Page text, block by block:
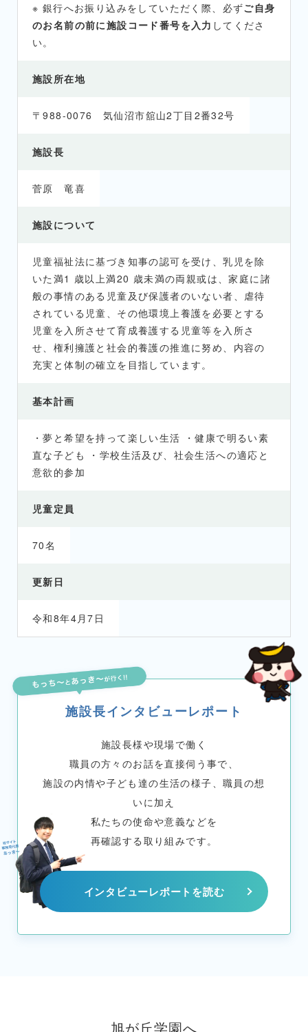
※ 銀行へお振り込みをしていただく際、必ずご自身
のお名前の前に施設コード番号を入力 してくださ
い。
施設所在地
〒988-0076 気仙沼市舘山2丁目2番32号
施設長
菅原 竜喜
施設について
児童福祉法に基づき知事の認可を受け、乳児を除
いた満1 歳以上満20 歳未満の両親或は、家庭に諸
般の事情のある児童及び保護者のいない者、虐待
されている児童、その他環境上養護を必要とする
児童を入所させて育成養護する児童等を入所さ
せ、権利擁護と社会的養護の推進に努め、内容の
充実と体制の確立を目指しています。
基本計画
・夢と希望を持って楽しい生活 ・健康で明るい素
直な子ども ・学校生活及び、社会生活への適応と
意欲的参加
児童定員
70名
更新日
令和8年4月7日
施設長インタビューレポート
施設長様や現場で働く
職員の方々のお話を直接伺う事で、
施設の内情や子ども達の生活の様子、職員の想
いに加え
私たちの使命や意義などを
再確認する取り組みです。
インタビューレポートを読む
旭が丘学園へ